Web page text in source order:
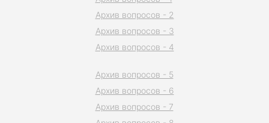
Архив вопросов - 2
Архив вопросов - 3
Архив вопросов - 4
Архив вопросов - 5
Архив вопросов - 6
Архив вопросов - 7